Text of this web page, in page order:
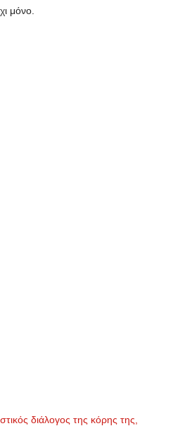
μόνο.
διάλογος της κόρης της,